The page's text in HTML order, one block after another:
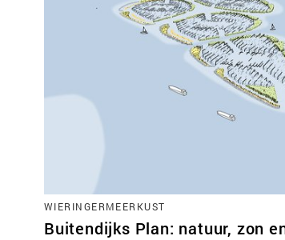
WIERINGERMEERKUST
Buitendijks Plan: natuur, zon